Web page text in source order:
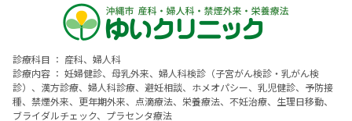
診療科目 ： 産科、婦人科
診療内容 ： 妊婦健診、母乳外来、婦人科検診（子宮がん検診・乳がん検
診）、漢方診療、婦人科診療、避妊相談、ホメオパシー、乳児健診、予防接
種、禁煙外来、更年期外来、点滴療法、栄養療法、不妊治療、生理日移動、
ブライダルチェック、プラセンタ療法